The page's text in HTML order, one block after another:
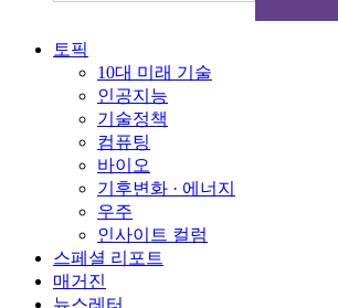
토픽
10대 미래 기술
인공지능
기술정책
컴퓨팅
바이오
기후변화 · 에너지
우주
인사이트 컬럼
스페셜 리포트
매거진